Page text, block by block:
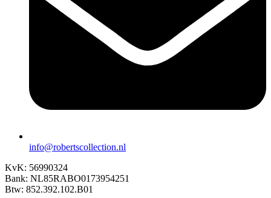
info@robertscollection.nl
KvK: 56990324
Bank: NL85RABO0173954251
Btw: 852.392.102.B01